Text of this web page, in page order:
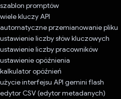
szablon promptów
wiele kluczy API
automatyczne przemianowanie pliku
ustawienie liczby słów kluczowych
ustawienie liczby pracowników
ustawienie opóźnienia
kalkulator opóźnień
użycie interfejsu API gemini flash
edytor CSV (edytor metadanych)